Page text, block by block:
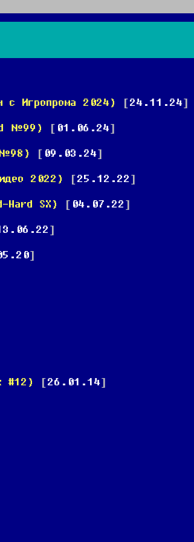
с Игропрома 2024)
[24.11.24]
№99)
[ 01.06.24]
№98)
[ 09.03.24]
2022)
[25.12.22]
Hard SX)
[ 04.07.22]
]
]
#12)
[26.01.14]